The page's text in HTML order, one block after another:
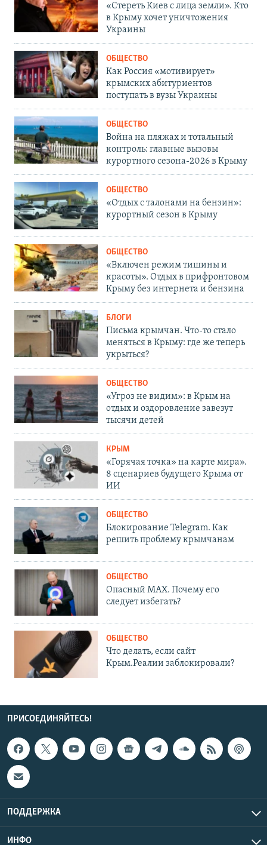
«Стереть Киев с лица земли». Кто
в Крыму хочет уничтожения
Украины
ОБЩЕСТВО
Как Россия «мотивирует»
крымских абитуриентов
поступать в вузы Украины
ОБЩЕСТВО
Война на пляжах и тотальный
контроль: главные вызовы
курортного сезона-2026 в Крыму
ОБЩЕСТВО
«Отдых с талонами на бензин»:
курортный сезон в Крыму
ОБЩЕСТВО
«Включен режим тишины и
красоты». Отдых в прифронтовом
Крыму без интернета и бензина
БЛОГИ
Письма крымчан. Что-то стало
меняться в Крыму: где же теперь
укрыться?
ОБЩЕСТВО
«Угроз не видим»: в Крым на
отдых и оздоровление завезут
тысячи детей
КРЫМ
«Горячая точка» на карте мира».
8 сценариев будущего Крыма от
ИИ
ОБЩЕСТВО
Блокирование Telegram. Как
решить проблему крымчанам
ОБЩЕСТВО
Опасный MAX. Почему его
следует избегать?
ОБЩЕСТВО
Что делать, если сайт
Крым.Реалии заблокировали?
ПРИСОЕДИНЯЙТЕСЬ!
ПОДДЕРЖКА
ИНФО